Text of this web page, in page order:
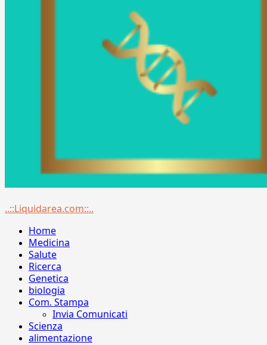
Menu
..::Liquidarea.com::..
Home
Medicina
Salute
Ricerca
Genetica
biologia
Com. Stampa
Invia Comunicati
Scienza
alimentazione